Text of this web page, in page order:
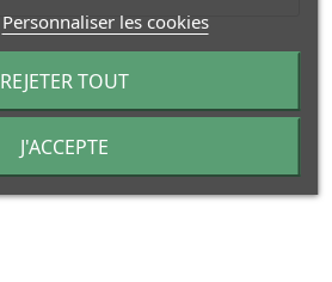
Personnaliser les cookies
REJETER TOUT
J'ACCEPTE